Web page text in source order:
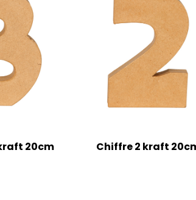
20cm Chiffre 2 kraft